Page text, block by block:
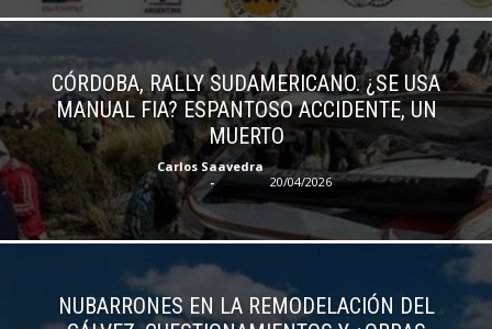
CÓRDOBA, RALLY SUDAMERICANO. ¿SE USA
MANUAL FIA? ESPANTOSO ACCIDENTE, UN
MUERTO
Carlos Saavedra
-
20/04/2026
NUBARRONES EN LA REMODELACIÓN DEL